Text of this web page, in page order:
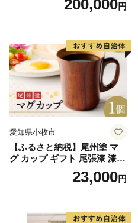
200,000円
愛知県小牧市
【ふるさと納税】尾州塗 マ
グ カップ ギフト 尾張漆 漆
漆器 漆器工芸 工芸品 芸術性
実用性 抗菌性 美味しく安全
ウイルス効果 お取り寄せ 愛
23,000円